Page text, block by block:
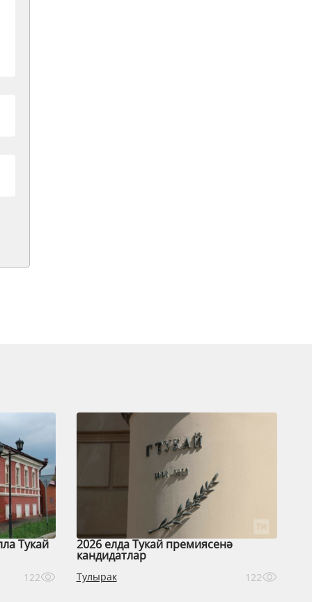
Тукай
122
2026 елда Тукай премиясенә
кандидатлар
Тулырак 122